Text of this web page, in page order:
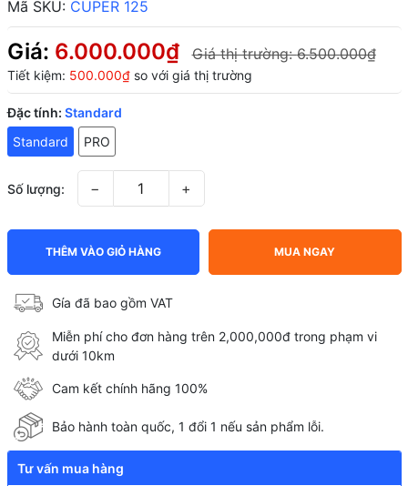
Mã SKU: CUPER 125
Giá: 6.000.000₫ Giá thị trường:6.500.000₫
Tiết kiệm: 500.000₫so với giá thị trường
Đặc tính: Standard
Standard
PRO
Số lượng: − +
THÊM VÀO GIỎ HÀNG MUA NGAY
Gía đã bao gồm VAT
Miễn phí cho đơn hàng trên 2,000,000đ trong phạm vi
dưới 10km
Cam kết chính hãng 100%
Bảo hành toàn quốc, 1 đổi 1 nếu sản phẩm lỗi.
Tư vấn mua hàng